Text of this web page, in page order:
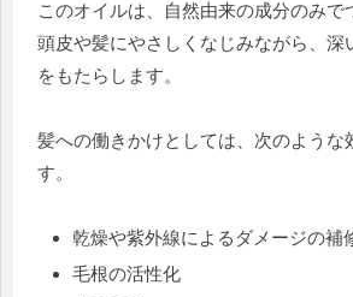
このオイルは、自然由来の成分のみで
頭皮や髪にやさしくなじみながら、深
をもたらします。
髪への働きかけとしては、次のような
す。
乾燥や紫外線によるダメージの補
毛根の活性化